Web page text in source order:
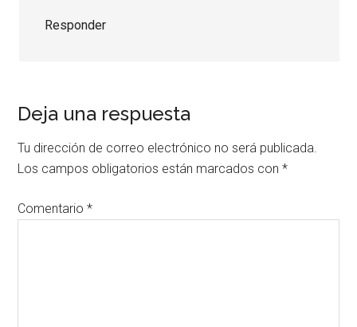
Responder
Deja una respuesta
Tu dirección de correo electrónico no será publicada.
Los campos obligatorios están marcados con*
Comentario*